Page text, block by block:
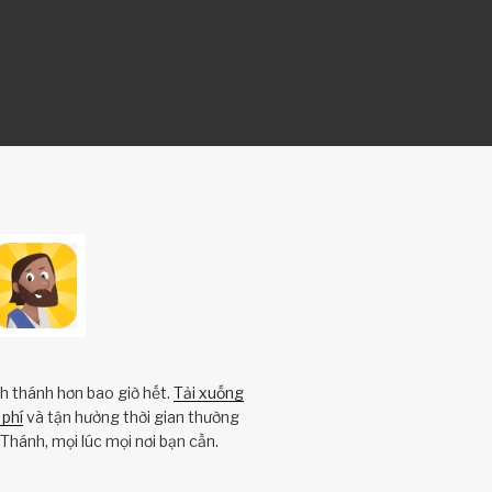
thánh hơn bao giờ hết. Tải xuống
và tận hưởng thời gian thường
mọi lúc mọi nơi bạn cần.